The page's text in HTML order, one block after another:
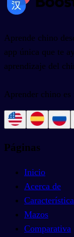
Aprende chino
app única que te
aprendizaje del
Aprender chino
Páginas
Inicio
Acerca de
Mazos
Comparativa